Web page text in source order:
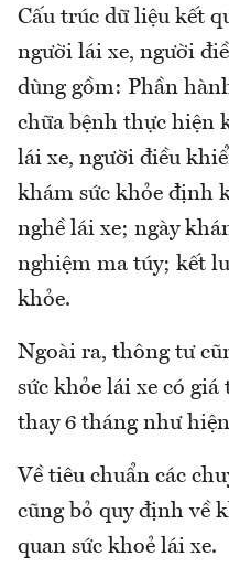
Cấu trúc dữ liệu kết
người lái xe, người
dùng gồm: Phần
chữa bệnh thực hiện
lái xe, người điều
khám sức khỏe định
nghề lái xe; ngày
nghiệm ma túy; kết
khỏe.
Ngoài ra, thông tư
sức khỏe lái xe có
thay 6 tháng như
Về tiêu chuẩn các
cũng bỏ quy định về
quan sức khoẻ lái xe.